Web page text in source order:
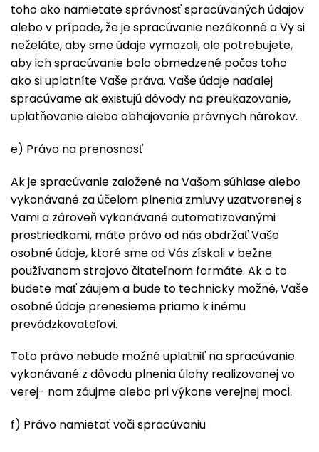
toho ako namietate správnosť spracúvaných údajov
alebo v prípade, že je spracúvanie nezákonné a Vy si
neželáte, aby sme údaje vymazali, ale potrebujete,
aby ich spracúvanie bolo obmedzené počas toho
ako si uplatníte Vaše práva. Vaše údaje naďalej
spracúvame ak existujú dôvody na preukazovanie,
uplatňovanie alebo obhajovanie právnych nárokov.
e) Právo na prenosnosť
Ak je spracúvanie založené na Vašom súhlase alebo
vykonávané za účelom plnenia zmluvy uzatvorenej s
Vami a zároveň vykonávané automatizovanými
prostriedkami, máte právo od nás obdržať Vaše
osobné údaje, ktoré sme od Vás získali v bežne
používanom strojovo čitateľnom formáte. Ak o to
budete mať záujem a bude to technicky možné, Vaše
osobné údaje prenesieme priamo k inému
prevádzkovateľovi.
Toto právo nebude možné uplatniť na spracúvanie
vykonávané z dôvodu plnenia úlohy realizovanej vo
verej- nom záujme alebo pri výkone verejnej moci.
f) Právo namietať voči spracúvaniu